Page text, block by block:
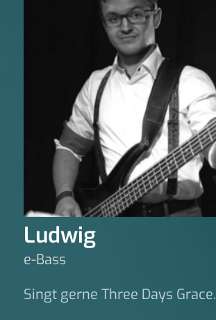
Ludwig
e-Bass
Singt gerne Three Days Grace.